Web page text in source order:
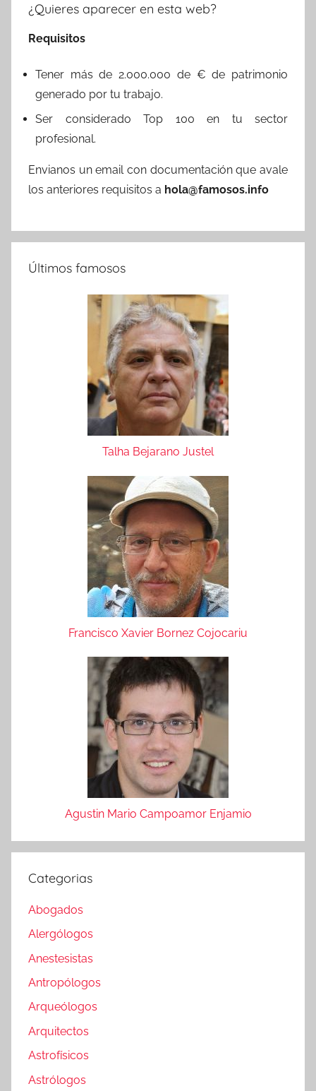
¿Quieres aparecer en esta web?
Requisitos
Tener más de 2.000.000 de € de patrimonio
generado por tu trabajo.
Ser considerado Top 100 en tu sector
profesional.
Envianos un email con documentación que avale
los anteriores requisitos a hola@famosos.info
Últimos famosos
Talha Bejarano Justel
Francisco Xavier Bornez Cojocariu
Agustin Mario Campoamor Enjamio
Categorias
Abogados
Alergólogos
Anestesistas
Antropólogos
Arqueólogos
Arquitectos
Astrofísicos
Astrólogos